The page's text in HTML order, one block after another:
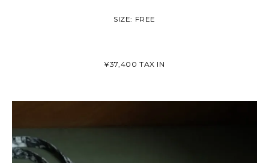
SIZE: FREE
¥37,400 TAX IN